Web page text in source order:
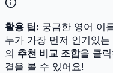
활용 팁: 궁금한 영어 이
누가 가장 먼저 인기있
의 추천 비교 조합을 클
결을 볼 수 있어요!